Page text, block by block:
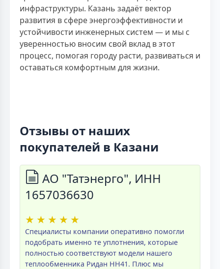
инфраструктуры. Казань задаёт вектор
развития в сфере энергоэффективности и
устойчивости инженерных систем — и мы с
уверенностью вносим свой вклад в этот
процесс, помогая городу расти, развиваться и
оставаться комфортным для жизни.
Отзывы от наших
покупателей в Казани
АО "Татэнерго", ИНН
1657036630
★ ★ ★ ★ ★
Специалисты компании оперативно помогли
подобрать именно те уплотнения, которые
полностью соответствуют модели нашего
теплообменника Ридан НН41. Плюс мы